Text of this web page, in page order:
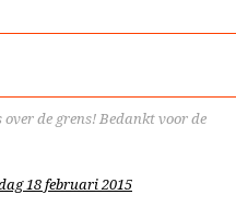
over de grens! Bedankt voor de
18 februari 2015